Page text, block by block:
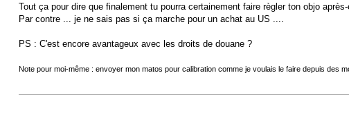
Tout ça pour dire que finalement tu pourra certainement faire règler ton objo
Par contre ... je ne sais pas si ça marche pour un achat au US ....
PS : C'est encore avantageux avec les droits de douane ?
Note pour moi-même : envoyer mon matos pour calibration comme je voulais le faire depuis des